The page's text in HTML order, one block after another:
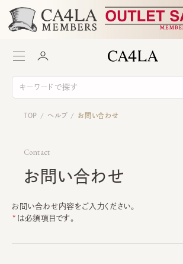
TOP / ヘルプ / お問い合わせ
Contact
お問い合わせ
お問い合わせ内容をご入力ください。
は必須項目です。